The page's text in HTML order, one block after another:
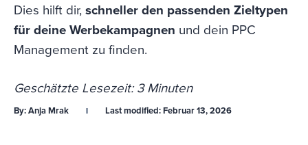
Dies hilft dir,schneller den passenden Zieltypen
für deine Werbekampagnen und dein PPC
Management zu finden.
Geschätzte Lesezeit: 3 Minuten
By:Anja Mrak Last modified:Februar 13, 2026